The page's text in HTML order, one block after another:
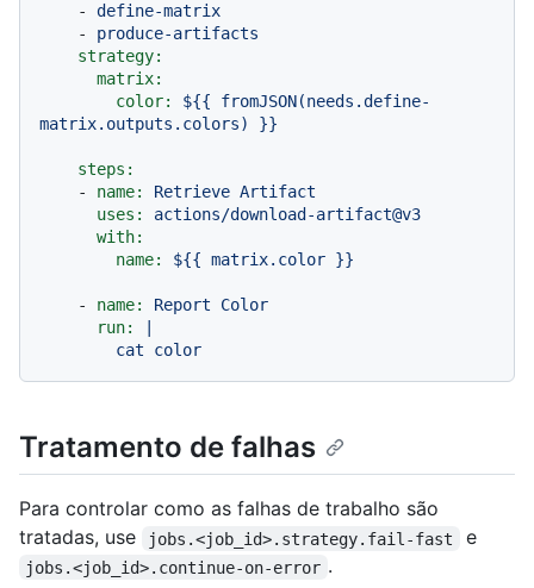
-
define-matrix
-
produce-artifacts
strategy:
matrix:
color:
${{
fromJSON(needs.define-
matrix.outputs.colors)
}}
steps:
-
name: Retrieve Artifact
uses:
actions/download-artifact@v3
with:
name:
${{ matrix.color }}
- name: Report
Color
run:
Tratamento de falhas
Para controlar como as falhas de trabalho são
tratadas, use
jobs.<job_id>.strategy.fail-fast e
jobs.<job_id>.continue-on-error .